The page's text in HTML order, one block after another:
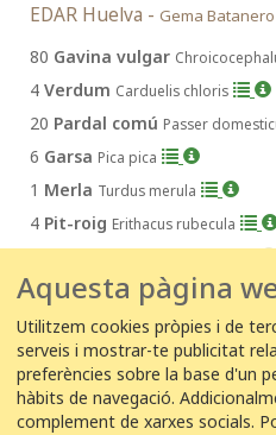
EDAR Huelva - Gema
80 Gavina vulgar
4 Verdum Carduelis chloris
20 Pardal comú Passer
6 Garsa Pica pica
1 Merla Turdus merula
4 Pit-roig Erithacus rubecula
60Tudó
1 2 3 ... 5 6 7
Ítems
Aquesta pàgina
Utilitzem cookies pròpies i de
serveis i mostrar-te publicitat
preferències sobre la base d'un
hàbits de navegació.
complement de xarxes socials.